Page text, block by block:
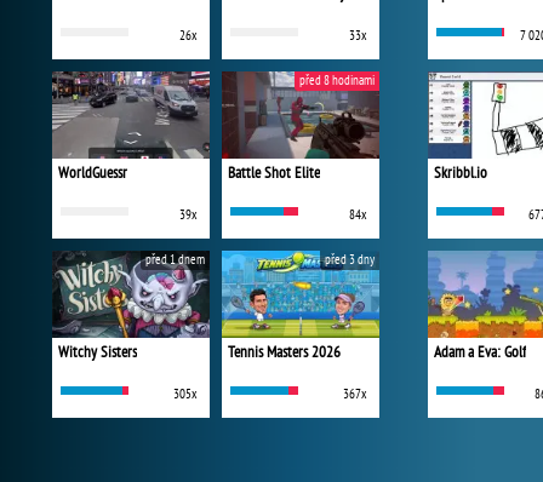
26x 33x
WorldGuessr
39x
Battle Shot Elite
84x
před 8 hodinami
Witchy Sisters
305x
před 1 dnem
Tennis Masters 2026
367x
před 3 dny
7
Skribbl.io
Adam a Eva: Golf